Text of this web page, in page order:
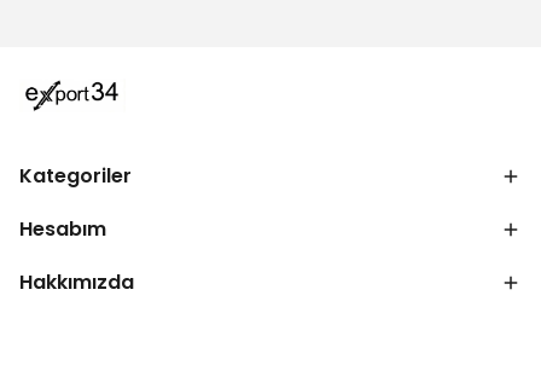
Kategoriler
Hesabım
Hakkımızda